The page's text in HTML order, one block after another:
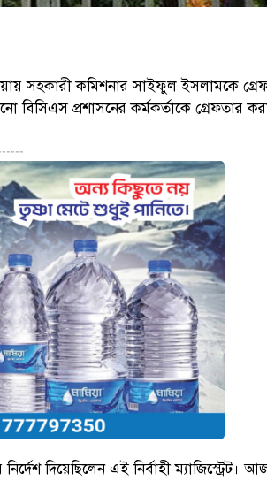
সহকারী কমিশনার সাইফুল ইসলামকে
বিসিএস প্রশাসনের কর্মকর্তাকে গ্রেফতার
দিয়েছিলেন এই নির্বাহী ম্যাজিস্ট্রেট।